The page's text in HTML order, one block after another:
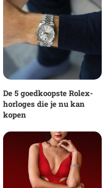
De 5 goedkoopste Rolex-
horloges die je nu kan
kopen